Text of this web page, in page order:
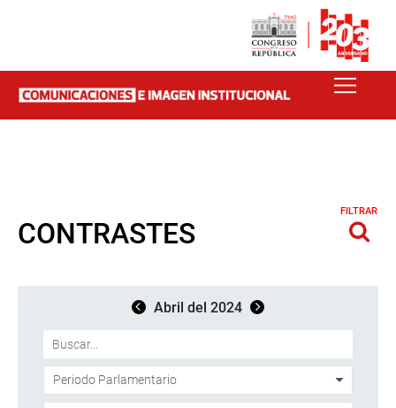
CONTRASTES
FILTRAR
Abril del 2024